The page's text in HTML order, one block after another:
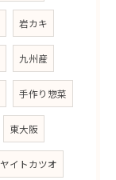
岩カキ
九州産
手作り惣菜
東大阪
ヤイトカツオ